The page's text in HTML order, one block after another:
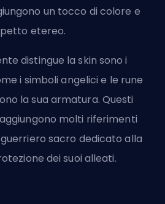
un tocco di colore e
etereo.
distingue la skin sono i
i simboli angelici e le rune
la sua armatura. Questi
molti riferimenti
sacro dedicato alla
dei suoi alleati.